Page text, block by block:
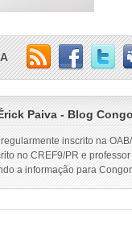
Paiva - Blog
inscrito na
no CREF9/PR e
a informação para